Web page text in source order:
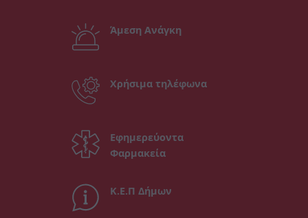
Άμεση Ανάγκη
Χρήσιμα τηλέφωνα
Εφημερεύοντα
Φαρμακεία
Κ.Ε.Π Δήμων